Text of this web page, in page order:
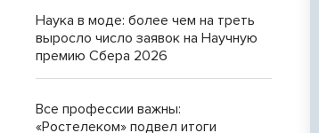
Наука в моде: более чем на треть
выросло число заявок на Научную
премию Сбера 2026
Все профессии важны:
«Ростелеком» подвел итоги